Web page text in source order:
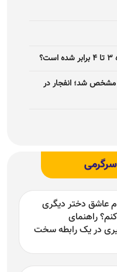
شد؛ انفجار در
عاشق دختر دیگری
راهنمای
در یک رابطه سخت